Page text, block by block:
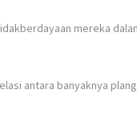
mereka
antara banyaknya